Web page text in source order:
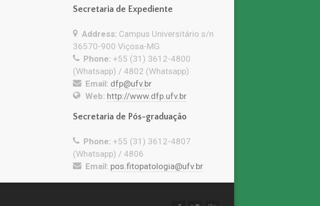
Secretaria de Expediente
Address: Campus Universitário s/n
36570-900 Viçosa-MG
Phone: +55 (31) 3612-4800
(Whatsapp) / 4802 (Whatsapp)
Email: dfp@ufv.br
Web: http://www.dfp.ufv.br
Secretaria de Pós-graduação
Phone: +55 (31) 3612-4807
(Whatsapp) / 4806
Email: pos.fitopatologia@ufv.br